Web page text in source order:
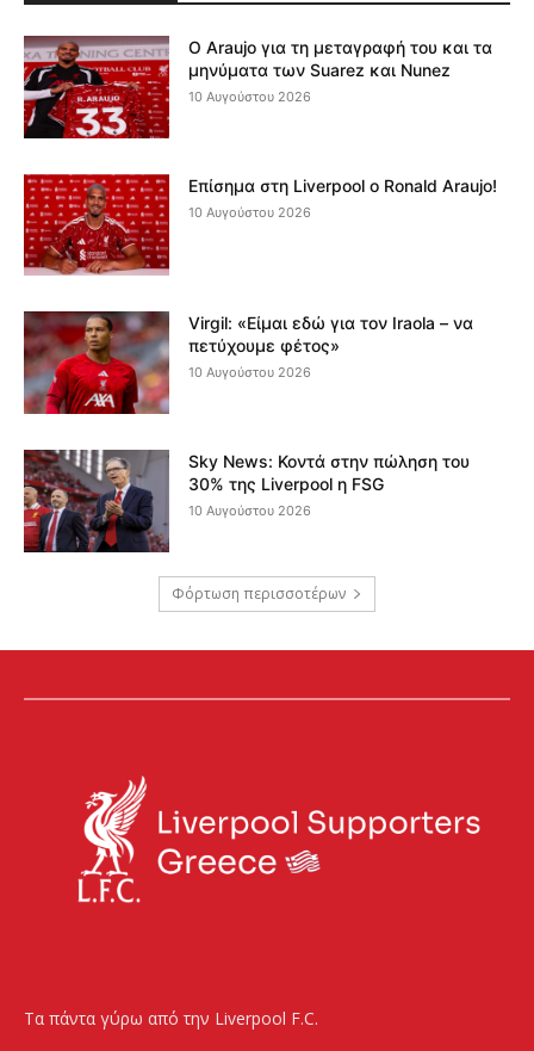
Ο Araujo για τη μεταγραφή του και τα
μηνύματα των Suarez και Nunez
10 Αυγούστου 2026
Επίσημα στη Liverpool ο Ronald Araujo!
10 Αυγούστου 2026
Virgil: «Είμαι εδώ για τον Iraola – να
πετύχουμε φέτος»
10 Αυγούστου 2026
Sky News: Κοντά στην πώληση του
30% της Liverpool η FSG
10 Αυγούστου 2026
Φόρτωση περισσοτέρων
Τα πάντα γύρω από την Liverpool F.C.